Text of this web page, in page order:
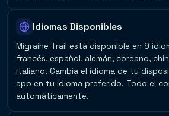
Idiomas Disponibles
Migraine Trail está disponible en 9
francés, español, alemán, coreano,
italiano. Cambia el idioma de tu
app en tu idioma preferido. Todo el
automáticamente.